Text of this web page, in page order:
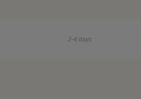
2-4 days